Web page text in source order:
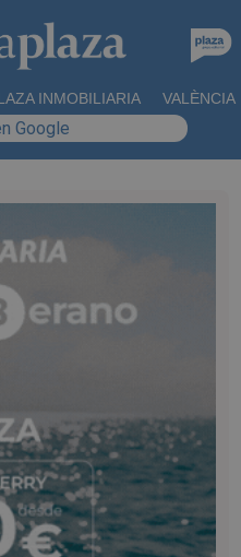
INMOBILIARIA VALÈNCIA
Google